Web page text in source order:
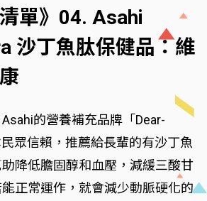
單》04. Asahi
沙丁魚肽保健品：維
的營養補充品牌「Dear-
眾信賴，推薦給長輩的有沙丁魚
降低膽固醇和血壓，減緩三酸甘
正常運作，就會減少動脈硬化的